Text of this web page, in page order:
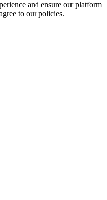
and ensure our platform
to our policies.